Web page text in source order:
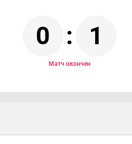
0 : 1
Матч окончен